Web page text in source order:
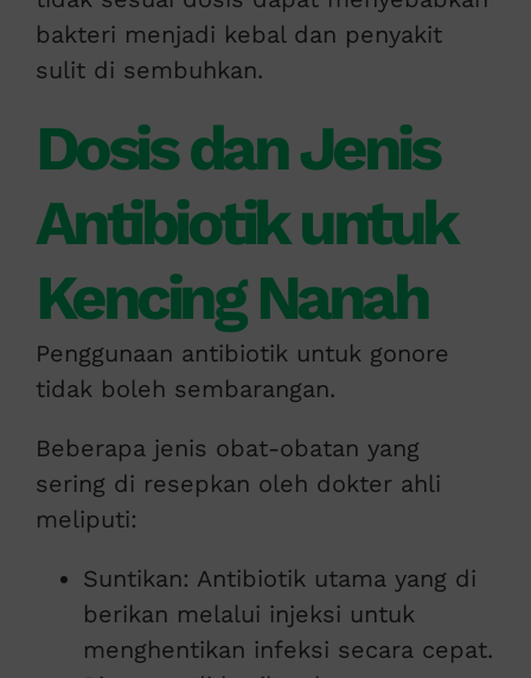
bakteri menjadi kebal dan penyakit
sulit di sembuhkan.
Dosis dan Jenis
Antibiotik untuk
Kencing Nanah
Penggunaan antibiotik untuk gonore
tidak boleh sembarangan.
Beberapa jenis obat-obatan yang
sering di resepkan oleh dokter ahli
meliputi:
Suntikan: Antibiotik utama yang di
berikan melalui injeksi untuk
menghentikan infeksi secara cepat.